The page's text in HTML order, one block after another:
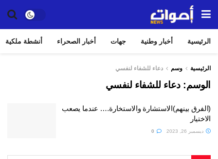
الرئيسية أخبار وطنية جهات أخبار الصحراء أنشطة ملكية
الرئيسية وسم دعاء للشفاء لنفسي
الوسم:دعاء للشفاء لنفسي
(الفرق بينهم)الاستشارة والاستخارة…. عندما يصعب
الاختيار
ديسمبر 26, 2023